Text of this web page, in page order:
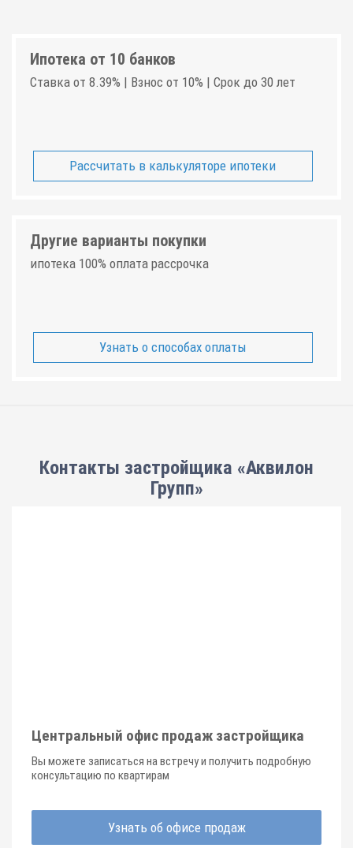
Ипотека от 10 банков
Ставка от 8.39% | Взнос от 10% | Срок до 30 лет
Рассчитать в калькуляторе ипотеки
Другие варианты покупки
ипотека 100% оплата рассрочка
Узнать о способах оплаты
Контакты застройщика «Аквилон
Групп»
Центральный офис продаж застройщика
Вы можете записаться на встречу и получить подробную
консультацию по квартирам
Узнать об офисе продаж